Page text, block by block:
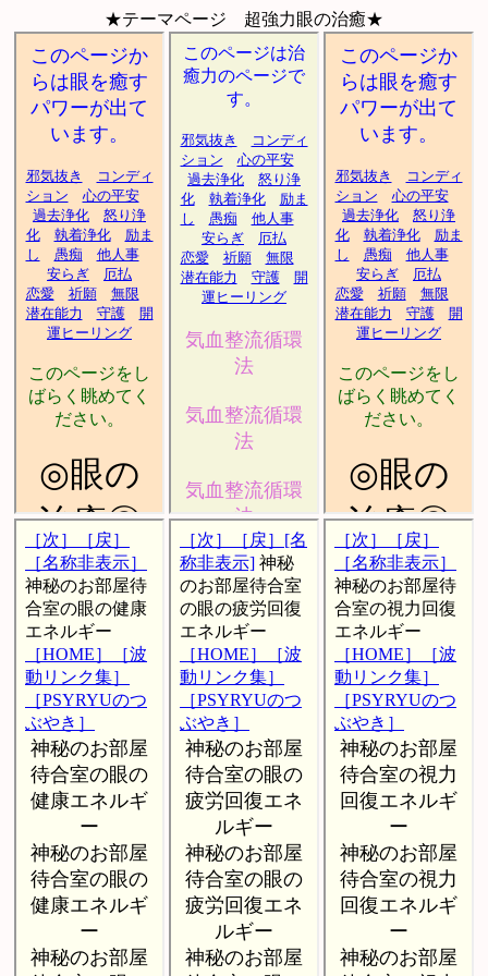
★テーマページ 超強力眼の治癒★